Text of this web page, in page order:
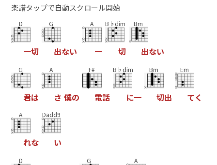
楽譜タップで自動スクロール開始
D
一切
G
出ない
A
一
B♭dim
切
Bm
出ない
G
君は
A
さ 僕の
F#
電話
B♭dim
に一
Bm
切出
Em
てく
A
れな
Dadd9
い
D G A